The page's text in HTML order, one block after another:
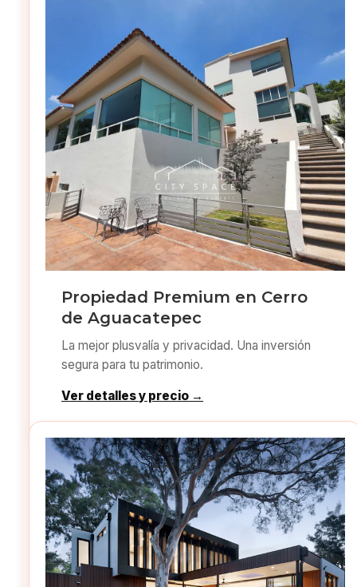
Propiedad Premium en Cerro
de Aguacatepec
La mejor plusvalía y privacidad. Una inversión
segura para tu patrimonio.
Ver detalles y precio →